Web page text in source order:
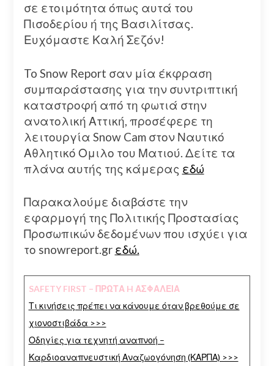
σε ετοιμότητα όπως αυτά του
Πισοδερίου ή της Βασιλίτσας.
Ευχόμαστε Καλή Σεζόν!
To Snow Report σαν μία έκφραση
συμπαράστασης για την συντριπτική
καταστροφή από τη φωτιά στην
ανατολική Αττική, προσέφερε τη
λειτουργία Snow Cam στον Ναυτικό
Αθλητικό Ομιλο του Ματιού. Δείτε τα
πλάνα αυτής της κάμερας εδώ
Παρακαλούμε διαβάστε την
εφαρμογή της Πολιτικής Προστασίας
Προσωπικών δεδομένων που ισχύει για
το snowreport.gr εδώ.
SAFETY FIRST – ΠΡΩΤΑ H ΑΣΦΑΛΕΙΑ
Τι κινήσεις πρέπει να κάνουμε όταν βρεθούμε σε
χιονοστιβάδα >>>
Οδηγίες για τεχνητή αναπνοή –
Καρδιοαναπνευστική Αναζωογόνηση (ΚΑΡΠΑ) >>>